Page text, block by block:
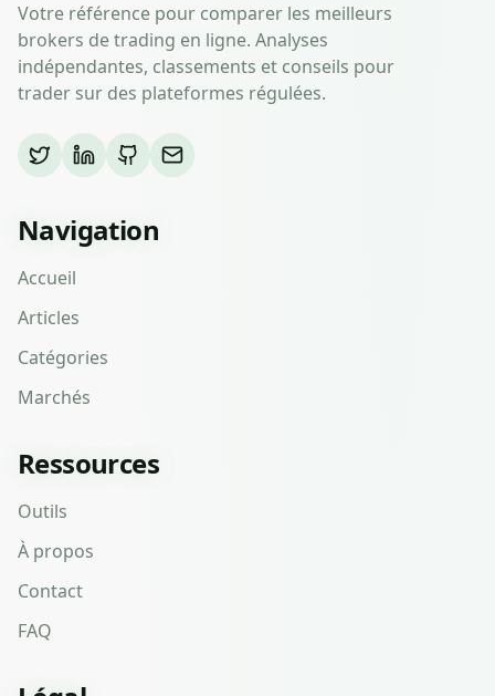
Votre référence pour comparer les meilleurs
brokers de trading en ligne. Analyses
indépendantes, classements et conseils pour
trader sur des plateformes régulées.
Navigation
Accueil
Articles
Catégories
Marchés
Ressources
Outils
À propos
Contact
FAQ